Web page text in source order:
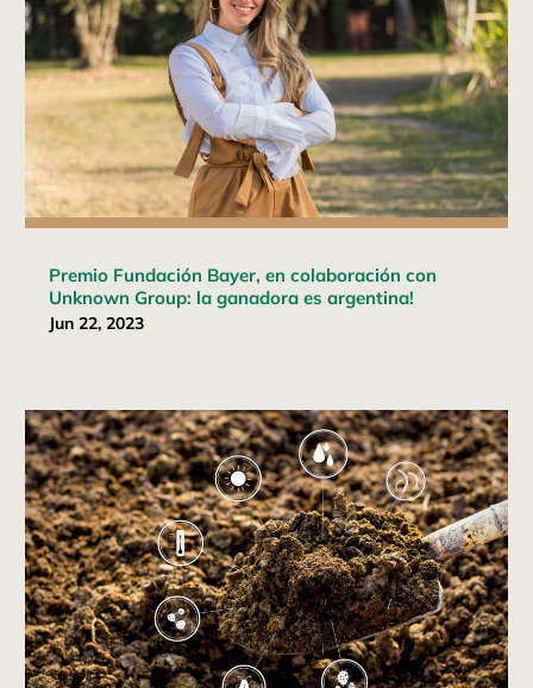
Premio Fundación Bayer, en colaboración con
Unknown Group: la ganadora es argentina!
Jun 22, 2023